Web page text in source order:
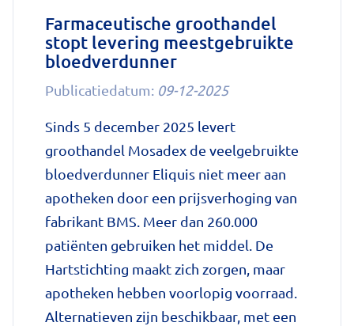
virus
en
waaraan
herken
het?'
op
Nationale
zorggids
Farmaceutische groothandel
stopt levering meestgebruikte
bloedverdunner
Publicatiedatum: 09-12-2025
Sinds 5 december 2025 levert
groothandel Mosadex de veelgebruikte
bloedverdunner Eliquis niet meer aan
apotheken door een prijsverhoging van
fabrikant BMS. Meer dan 260.000
patiënten gebruiken het middel. De
Hartstichting maakt zich zorgen, maar
apotheken hebben voorlopig voorraad.
Alternatieven zijn beschikbaar, met een